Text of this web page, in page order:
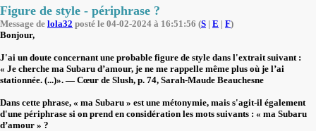
Figure de style - périphrase ?
Message de lola32 posté le 04-02-2024 à 16:51:56 (S | E | F)
Bonjour,
J'ai un doute concernant une probable figure de style dans l'extrait suivant :
« Je cherche ma Subaru d’amour, je ne me rappelle même plus où je l’ai
stationnée. (...)». — Cœur de Slush, p. 74, Sarah-Maude Beauchesne
Dans cette phrase, « ma Subaru » est une métonymie, mais s'agit-il également
d'une périphrase si on prend en considération les mots suivants : « ma Subaru
d’amour » ?